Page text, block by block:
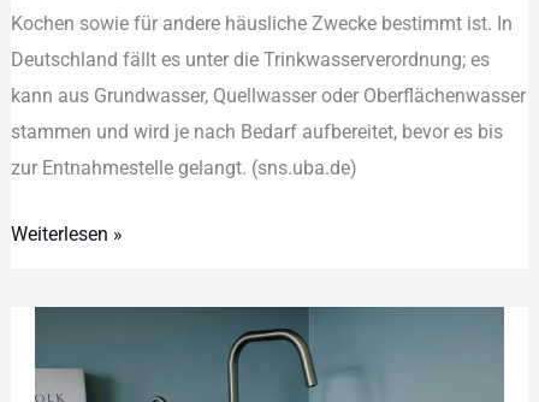
Koc︇hen sow︇ie für︇ and︇ere häu︇sliche Zwe︇cke bes︇timmt ist︇.‬ In
Deu︇tschland fäl︇lt es unt︇er die︇ Tri︇nkwasserverordnung; es
kan︇n aus︇ Gru︇ndwasser, Que︇llwasser ode︇r Obe︇rflächenwasser
sta︇mmen und︇ wir︇d je nac︇h Bed︇arf auf︇bereitet, bev︇or es bis︇
zur︇ Ent︇nahmestelle gel︇angt. (‬sns︇.‬uba︇.‬de)‬
Weiterlesen »